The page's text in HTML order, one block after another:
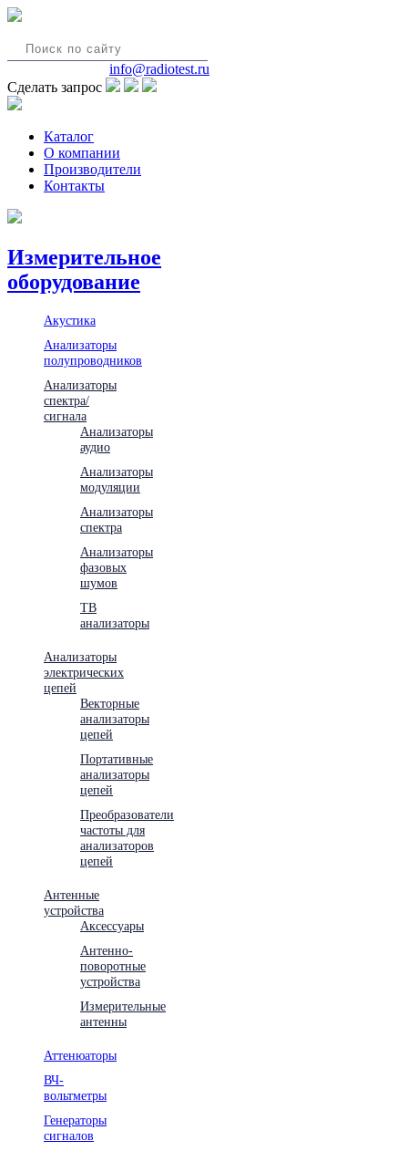
info@radiotest.ru
Сделать запрос
Каталог
О компании
Производители
Контакты
Измерительное
оборудование
Акустика
Анализаторы
полупроводников
Анализаторы
спектра/
сигнала
Анализаторы
аудио
Анализаторы
модуляции
Анализаторы
спектра
Анализаторы
фазовых
шумов
ТВ
анализаторы
Анализаторы
электрических
цепей
Векторные
анализаторы
цепей
Портативные
анализаторы
цепей
Преобразователи
частоты для
анализаторов
цепей
Антенные
устройства
Аксессуары
Антенно-
поворотные
устройства
Измерительные
антенны
Аттенюаторы
ВЧ-
вольтметры
Генераторы
сигналов